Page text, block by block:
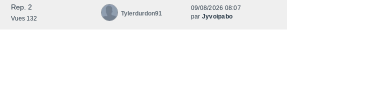
Rep. 2
Vues 132
Tylerdurdon91
09/08/2026 08:07
par Jyvoipabo